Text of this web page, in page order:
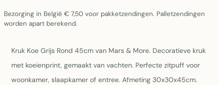
Bezorging in België € 7,50 voor pakketzendingen. Palletzendingen
worden apart berekend.
Kruk Koe Grijs Rond 45cm van Mars & More. Decoratieve kruk
met koeienprint, gemaakt van vachten. Perfecte zitpuff voor
woonkamer, slaapkamer of entree. Afmeting 30x30x45cm.